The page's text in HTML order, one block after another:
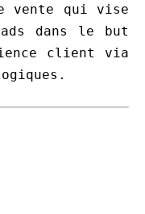
vente qui vise
dans le but
client via